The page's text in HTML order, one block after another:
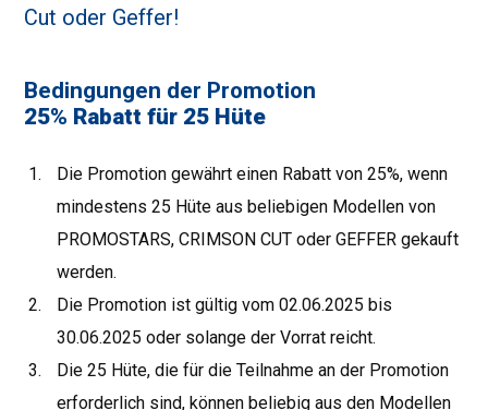
Cut oder Geffer!
Bedingungen der Promotion
25% Rabatt für 25 Hüte
Die Promotion gewährt einen Rabatt von 25%, wenn
mindestens 25 Hüte aus beliebigen Modellen von
PROMOSTARS, CRIMSON CUT oder GEFFER gekauft
werden.
Die Promotion ist gültig vom 02.06.2025 bis
30.06.2025 oder solange der Vorrat reicht.
Die 25 Hüte, die für die Teilnahme an der Promotion
erforderlich sind, können beliebig aus den Modellen